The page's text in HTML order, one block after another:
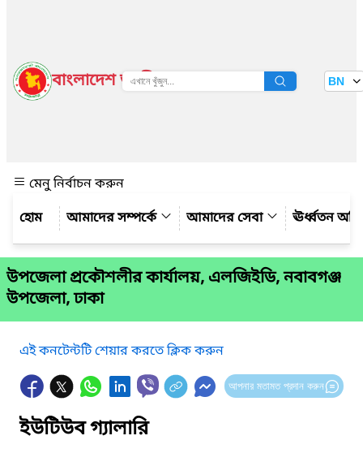
বাংলাদেশ জাতীয় তথ্য বাতায়ন BN
মেনু নির্বাচন করুন
আমাদের সম্পর্কে
আমাদের সেবা ঊর্ধ্বতন
উপজেলা প্রকৌশলীর কার্যালয়, এলজিইডি, নবাবগঞ্জ
উপজেলা, ঢাকা
এই কনটেন্টটি শেয়ার করতে ক্লিক করুন
আপনার মতামত প্রদান করুন
ইউটিউব গ্যালারি